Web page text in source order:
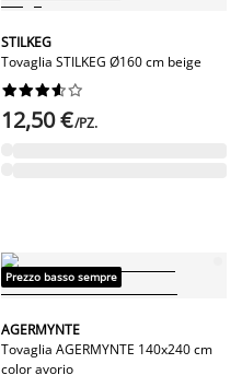
STILKEG
Tovaglia STILKEG Ø160 cm beige






12,50 €/PZ.
Prezzo basso sempre
AGERMYNTE
Tovaglia AGERMYNTE 140x240 cm
color avorio